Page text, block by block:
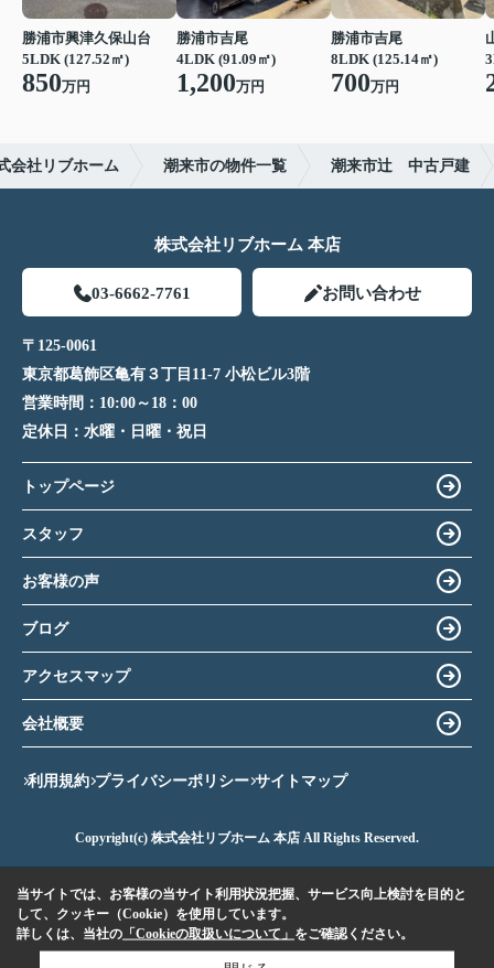
勝浦市興津久保山台
5LDK (127.52㎡)
850万円
勝浦市吉尾
4LDK (91.09㎡)
1,200万円
勝浦市吉尾
8LDK (125.14㎡)
700万円
会社リブホーム 潮来市の物件一覧 潮来市辻 中古戸建
株式会社リブホーム 本店
03-6662-7761 お問い合わせ
〒125-0061
東京都葛飾区亀有３丁目11-7 小松ビル3階
営業時間： 10:00～18：00
定休日： 水曜・日曜・祝日
トップページ
スタッフ
お客様の声
ブログ
アクセスマップ
会社概要
利用規約 プライバシーポリシー サイトマップ
Copyright(c) 株式会社リブホーム 本店 All Rights Reserved.
当サイトでは、お客様の当サイト利用状況把握、サービス向上検討を目的と
して、クッキー（Cookie）を使用しています。
詳しくは、当社の 「Cookieの取扱いについて」 をご確認ください。